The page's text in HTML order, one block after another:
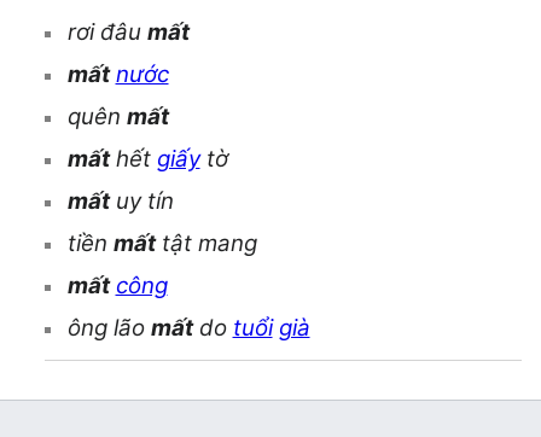
rơi đâu mất
mất nước
quên mất
mấthết giấytờ
mấtuy tín
tiền mấttật mang
mất công
ông lão mấtdo tuổi già